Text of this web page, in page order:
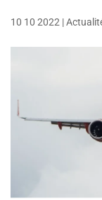
10 10 2022 |